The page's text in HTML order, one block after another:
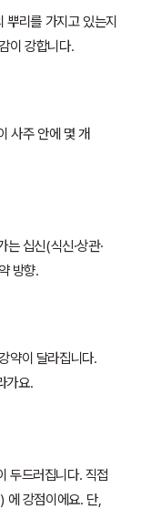
뿌리를 가지고 있는지
이 강합니다.
사주 안에 몇 개
십신(식신·상관·
방향.
약이 달라집니다.
가요.
두드러집니다. 직접
에 강점이에요. 단,